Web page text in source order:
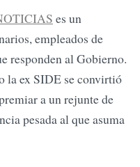
es un
empleados de
responden al Gobierno.
la ex SIDE se convirtió
a un rejunte de
pesada al que asuma